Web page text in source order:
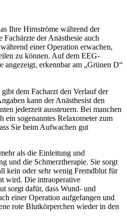
Ihre Hirnströme während der
der Anästhesie auch
einer Operation erwachen,
zu können. Auf dem EEG-
erkennbar am „Grünen D“
dem Facharzt den Verlauf der
kann der Anästhesist den
jederzeit aussteuern. Bei manchen
ein sogenanntes Relaxometer zum
Sie beim Aufwachen gut
als die Einleitung und
und die Schmerztherapie. Sie sorgt
kein oder sehr wenig Fremdblut für
wird. Die intraoperative
sorgt dafür, dass Wund- und
einer Operation aufgefangen und
rote Blutkörperchen wieder in den